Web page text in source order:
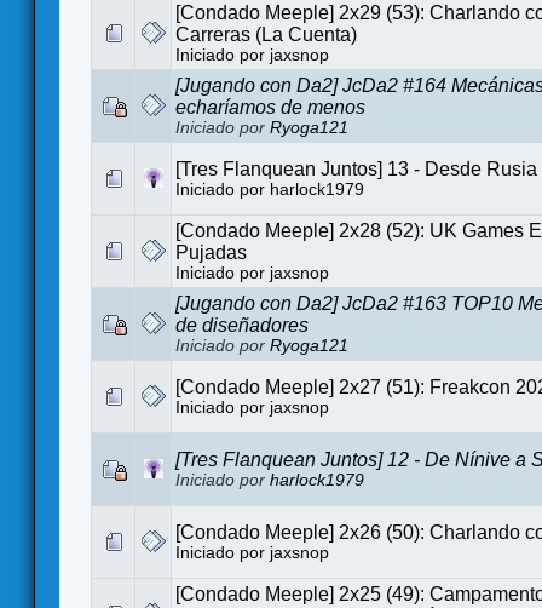
[Condado Meeple] 2x29 (53): Charlando
Carreras (La Cuenta)
Iniciado por jaxsnop
[Jugando con Da2] JcDa2 #164
echaríamos de menos
Iniciado por Ryoga121
[Tres Flanquean Juntos] 13 - Desde Rusia
Iniciado por harlock1979
[Condado Meeple] 2x28 (52): UK Games
Pujadas
Iniciado por jaxsnop
[Jugando con Da2] JcDa2 #163 TOP10
de diseñadores
Iniciado por Ryoga121
[Condado Meeple] 2x27 (51): Freakcon
Iniciado por jaxsnop
[Tres Flanquean Juntos] 12 - De Nínive a
Iniciado por harlock1979
[Condado Meeple] 2x26 (50): Charlando
Iniciado por jaxsnop
[Condado Meeple] 2x25 (49):